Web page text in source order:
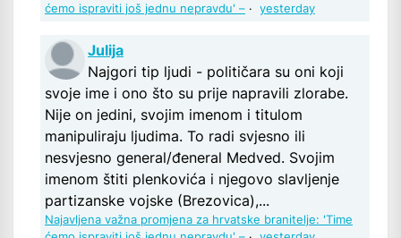
ćemo ispraviti još jednu nepravdu' – · yesterday
Julija
Najgori tip ljudi - političara su oni koji
svoje ime i ono što su prije napravili zlorabe.
Nije on jedini, svojim imenom i titulom
manipuliraju ljudima. To radi svjesno ili
nesvjesno general/đeneral Medved. Svojim
imenom štiti plenkovića i njegovo slavljenje
partizanske vojske (Brezovica),...
Najavljena važna promjena za hrvatske branitelje: 'Time